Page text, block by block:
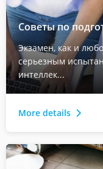
Советы по
Экзамен, как и
серьезным
интеллек...
More details